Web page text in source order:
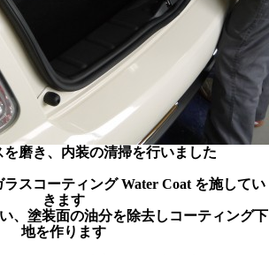
を磨き、内装の清掃を行いました
スコーティング Water Coat を施してい
きます
、塗装面の油分を除去しコーティング下
地を作ります